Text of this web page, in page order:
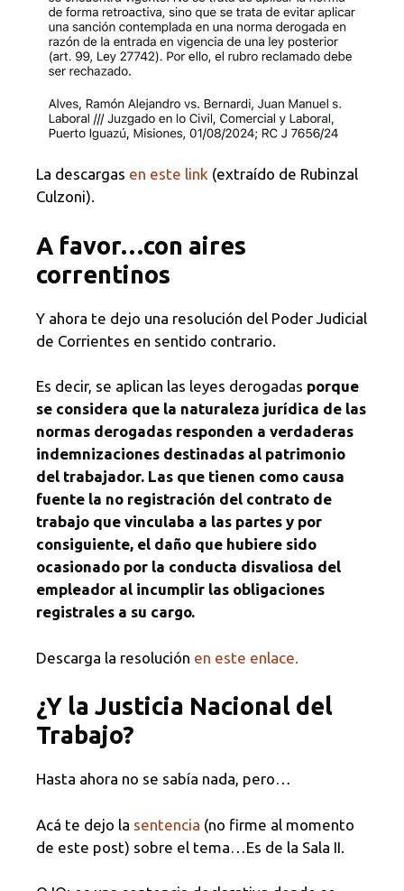
La descargas en este link (extraído de Rubinzal
Culzoni).
A favor…con aires
correntinos
Y ahora te dejo una resolución del Poder Judicial
de Corrientes en sentido contrario.
Es decir, se aplican las leyes derogadas porque
se considera que la naturaleza jurídica de las
normas derogadas responden a verdaderas
indemnizaciones destinadas al patrimonio
del trabajador. Las que tienen como causa
fuente la no registración del contrato de
trabajo que vinculaba a las partes y por
consiguiente, el daño que hubiere sido
ocasionado por la conducta disvaliosa del
empleador al incumplir las obligaciones
registrales a su cargo.
Descarga la resolución en este enlace.
¿Y la Justicia Nacional del
Trabajo?
Hasta ahora no se sabía nada, pero…
Acá te dejo la sentencia (no firme al momento
de este post) sobre el tema…Es de la Sala II.